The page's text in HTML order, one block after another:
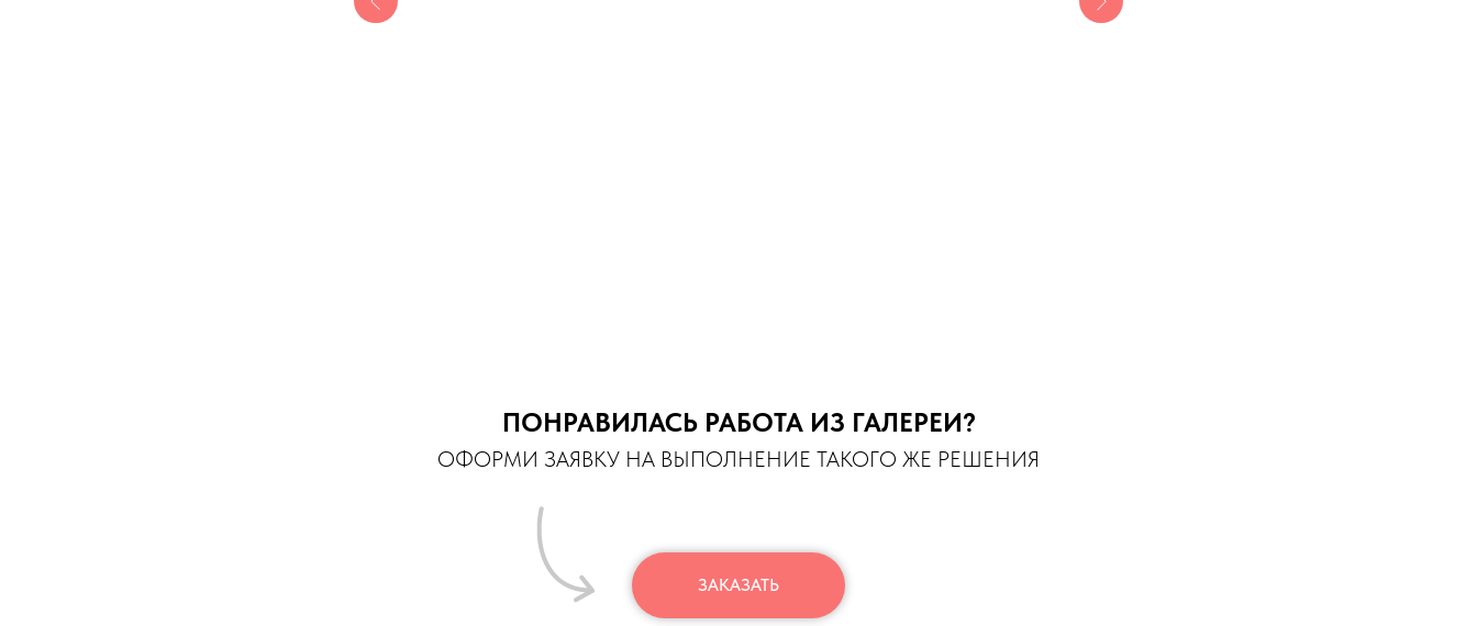
ПОНРАВИЛАСЬ РАБОТА ИЗ ГАЛЕРЕИ?
ОФОРМИ ЗАЯВКУ НА ВЫПОЛНЕНИЕ ТАКОГО ЖЕ РЕШЕНИЯ
ЗАКАЗАТЬ